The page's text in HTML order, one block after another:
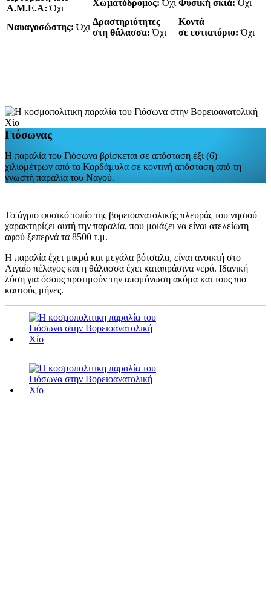
Α.Μ.Ε.Α:Όχι
Χωματόδρομος:Όχι Φυσική σκιά: Όχι
Ναυαγοσώστης:Όχι
Δραστηριότητες
στη θάλασσα:Όχι
Κοντά
σε εστιατόριο:Όχι
Γιόσωνας
Η παραλία του Γιόσωνα βρίσκεται σε απόσταση έξι (6)
χιλιομέτρων από τα Καρδάμυλα σε κοντινή απόσταση από τη
γνωστή παραλία του Ναγού.
Το άγριο φυσικό τοπίο της βορειοανατολικής πλευράς του νησιού
χαρακτηρίζει αυτή την παραλία, που μοιάζει να είναι ατελείωτη
αφού ξεπερνά τα 8500 τ.μ.
Η παραλία έχει μικρά και μεγάλα βότσαλα, είναι ανοικτή στο
Αιγαίο πέλαγος και η θάλασσα έχει καταπράσινα νερά. Ιδανική
λύση για όσους προτιμούν την απομόνωση ακόμα και τους πιο
καυτούς μήνες.